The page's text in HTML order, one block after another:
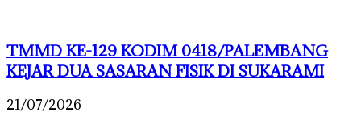
TMMD KE-129 KODIM 0418/PALEMBANG
KEJAR DUA SASARAN FISIK DI SUKARAMI
21/07/2026